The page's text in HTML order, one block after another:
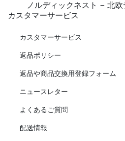
ノルディックネスト - 北
カスタマーサービス
カスタマーサービス
返品ポリシー
返品や商品交換用登録フォーム
ニュースレター
よくあるご質問
配送情報